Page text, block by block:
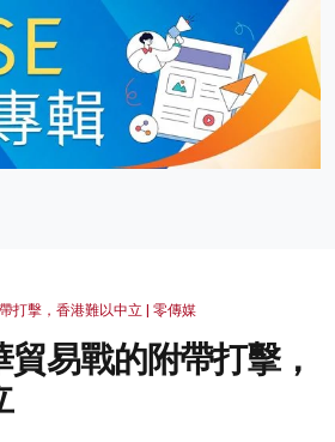
打擊，香港難以中立 | 零傳媒
易戰的附帶打擊，